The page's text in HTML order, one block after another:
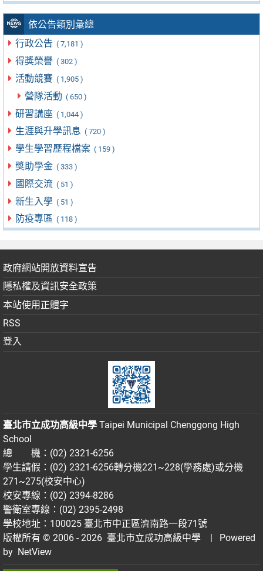
依公告類別彙總
行政公告 ( 7,181 )
得獎榮譽 ( 302 )
活動競賽 ( 1,905 )
營隊活動 ( 650 )
研習講座 ( 1,044 )
生涯與升學訊息 ( 720 )
學生學習歷程檔案 ( 159 )
獎助學金 ( 333 )
國際交流 ( 51 )
新生入學 ( 51 )
防疫專區 ( 118 )
政府網站開放資料宣告
隱私權及資訊安全政策
本站使用正體字
RSS
登入
臺北市立成功高級中學 Taipei Municipal Chenggong High
School
總 機：(02) 2321-6256
學生請假：(02) 2321-6256轉分機221~228(學務處)或分機
271~275(校安中心)
校安專線：(02) 2394-8286
警衛室專線：(02) 2395-2498
學校地址：100025 臺北市中正區濟南路一段71號
版權所有 © 2006 - 2026 臺北市立成功高級中學
| Powered
by NetView